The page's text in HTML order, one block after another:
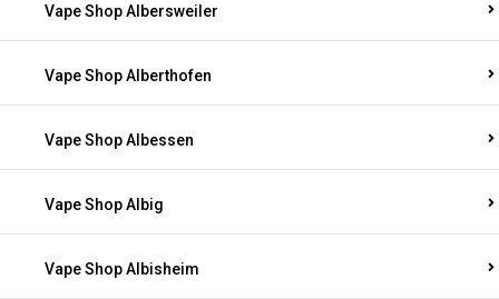
Vape Shop Albersweiler
Vape Shop Alberthofen
Vape Shop Albessen
Vape Shop Albig
Vape Shop Albisheim